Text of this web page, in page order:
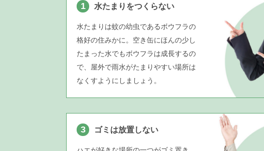
1 水たまりをつくらない
水たまりは蚊の幼虫であるボウフラの
格好の住みかに。空き缶にほんの少し
たまった水でもボウフラは成長するの
で、屋外で雨水がたまりやすい場所は
なくすようにしましょう。
3 ゴミは放置しない